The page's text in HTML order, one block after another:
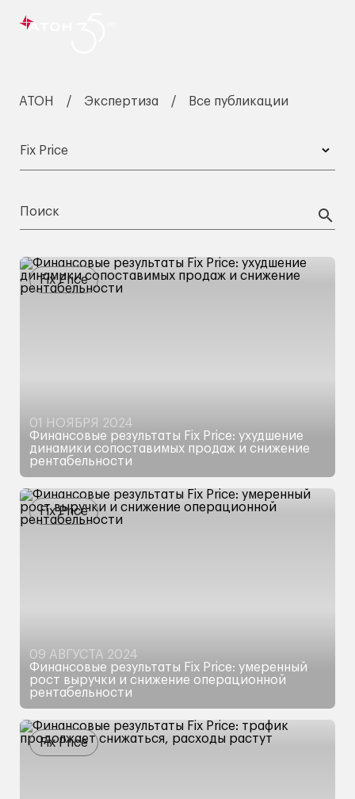
АТОН Экспертиза Все публикации
Fix Price
01 НОЯБРЯ 2024
Финансовые результаты Fix Price: ухудшение
динамики сопоставимых продаж и снижение
рентабельности
Обзор финансовых результатов,
инвестиционный кейс, оценка и дивиденды
Fix Price
09 АВГУСТА 2024
Финансовые результаты Fix Price: умеренный
рост выручки и снижение операционной
рентабельности
Компания опубликовала результаты за второй
квартал 2024 года
Fix Price